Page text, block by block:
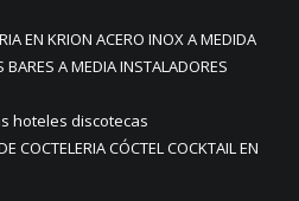
EN KRION ACERO INOX A MEDIDA
BARES A MEDIA INSTALADORES
hoteles discotecas
COCTELERIA CÓCTEL COCKTAIL EN